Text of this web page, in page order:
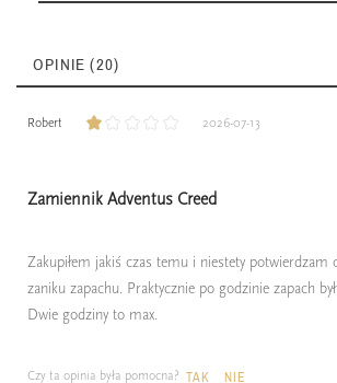
OPINIE (20)
Robert 2026-07-13
Zamiennik Adventus Creed
Zakupiłem jakiś czas temu i niestety potwierdzam
zaniku zapachu. Praktycznie po godzinie zapach
Dwie godziny to max.
Czy ta opinia była pomocna? TAK NIE